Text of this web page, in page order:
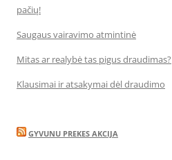
pačių!
Saugaus vairavimo atmintinė
Mitas ar realybė tas pigus draudimas?
Klausimai ir atsakymai dėl draudimo
GYVUNU PREKES AKCIJA